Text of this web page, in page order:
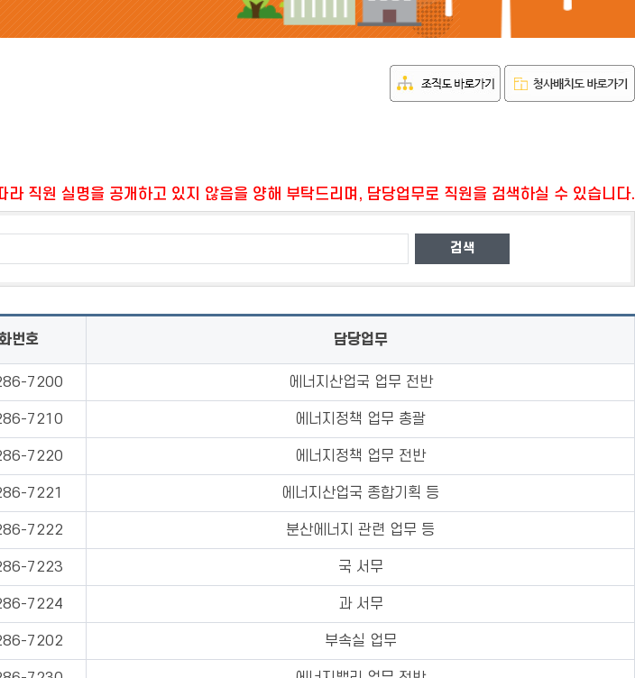
라 직원 실명을 공개하고 있지 않음을 양해 부탁드리며, 담당업무로 직원을 검색하실 수 있습니다.
번호 담당업무
7200 에너지산업국 업무 전반
7210 에너지정책 업무 총괄
7220 에너지정책 업무 전반
7221 에너지산업국 종합기획 등
7222 분산에너지 관련 업무 등
7223 국 서무
7224 과 서무
7202 부속실 업무